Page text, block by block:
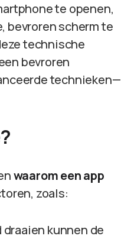
te openen,
bevroren scherm te
technische
bevroren
technieken—
waarom een app
zoals:
kunnen de